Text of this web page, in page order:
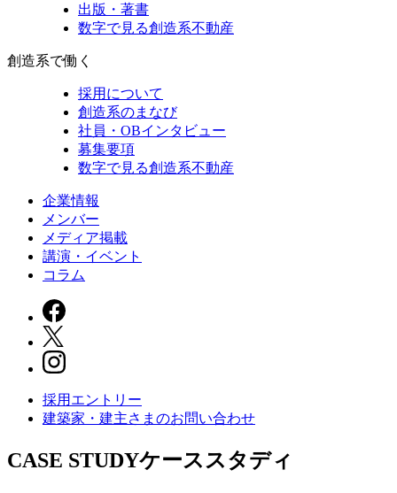
出版・著書
数字で見る創造系不動産
創造系で働く
採用について
創造系のまなび
社員・OBインタビュー
募集要項
数字で見る創造系不動産
企業情報
メンバー
メディア掲載
講演・イベント
コラム
採用エントリー
建築家・建主さまのお問い合わせ
CASE STUDYケーススタディ